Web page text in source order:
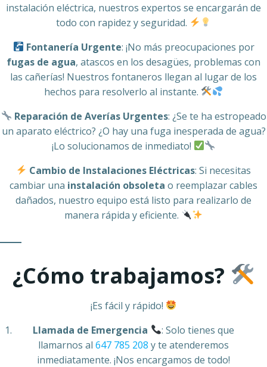
instalación eléctrica, nuestros expertos se encargarán de
todo con rapidez y seguridad.
Fontanería Urgente: ¡No más preocupaciones por
fugas de agua, atascos en los desagües, problemas con
las cañerías! Nuestros fontaneros llegan al lugar de los
hechos para resolverlo al instante.
Reparación de Averías Urgentes: ¿Se te ha estropeado
un aparato eléctrico? ¿O hay una fuga inesperada de agua?
¡Lo solucionamos de inmediato!
Cambio de Instalaciones Eléctricas: Si necesitas
cambiar una instalación obsoleta o reemplazar cables
dañados, nuestro equipo está listo para realizarlo de
manera rápida y eficiente.
¿Cómo trabajamos?
¡Es fácil y rápido!
Llamada de Emergencia
: Solo tienes que
llamarnos al 647 785 208 y te atenderemos
inmediatamente. ¡Nos encargamos de todo!